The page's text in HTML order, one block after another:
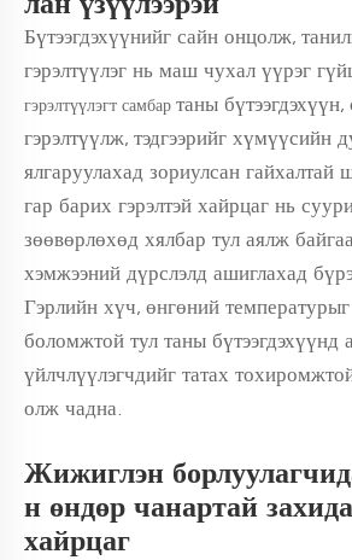
Бүтээгдэхүүнийг сайн онцолж,
гэрэлтүүлэг нь маш чухал үүрэг
гэрэлтүүлэгт самбар таны бүтээгдэхүүн,
гэрэлтүүлж, тэдгээрийг хүмүүсийн
ялгаруулахад зориулсан
гар барих гэрэлтэй хайрцаг нь
зөөвөрлөхөд хялбар тул аялж
хэмжээний дүрслэлд ашиглахад
Гэрлийн хүч, өнгөний
боломжтой тул таны бүтээгдэхүүнд
үйлчлүүлэгчдийг татах
олж чадна.
Жижиглэн
н өндөр чанартай
хайрцаг